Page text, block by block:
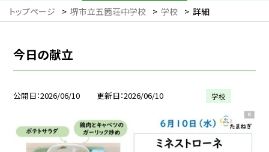
トップページ > 堺市立五箇荘中学校 > 学校 > 詳細
今日の献立
公開日 2026/06/10 更新日 2026/06/10 学校